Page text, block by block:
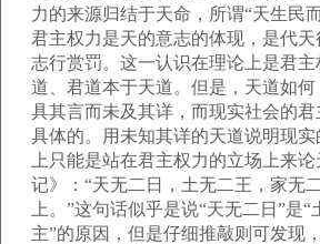
力的来源归结于天命，所谓“天生
君主权力是天的意志的体现，是代
志行赏罚。这一认识在理论上是君
道、君道本于天道。但是，天道如何
具其言而未及其详，而现实社会的君
具体的。用未知其详的天道说明现
上只能是站在君主权力的立场上来
记》：“天无二日，土无二王，家无
上。”这句话似乎是说“天无二日”是
主”的原因，但是仔细推敲则可发现